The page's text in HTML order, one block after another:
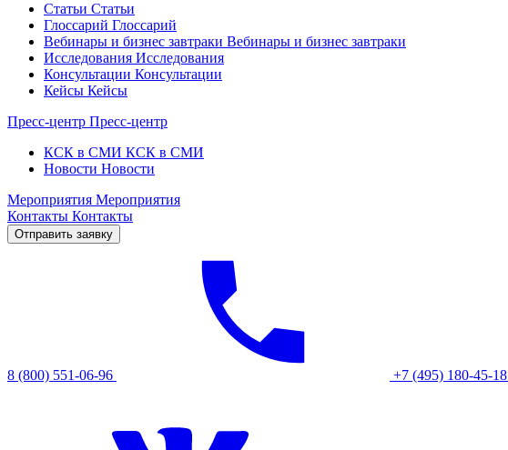
Статьи Статьи
Глоссарий Глоссарий
Вебинары и бизнес завтраки Вебинары и бизнес завтраки
Исследования Исследования
Консультации Консультации
Кейсы Кейсы
Пресс-центр Пресс-центр
КСК в СМИ КСК в СМИ
Новости Новости
Мероприятия Мероприятия
Контакты Контакты
Отправить заявку
8 (800) 551-06-96 +7 (495) 180-45-18